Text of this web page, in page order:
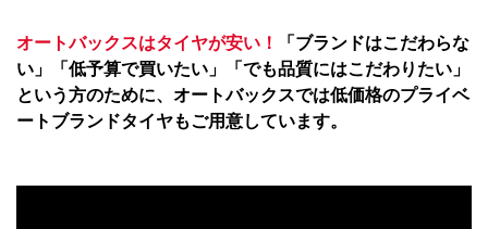
オートバックスはタイヤが安い！
「ブランドはこだわらな
い」「低予算で買いたい」「でも品質にはこだわりたい」
という方のために、オートバックスでは低価格のプライベ
ートブランドタイヤもご用意しています。